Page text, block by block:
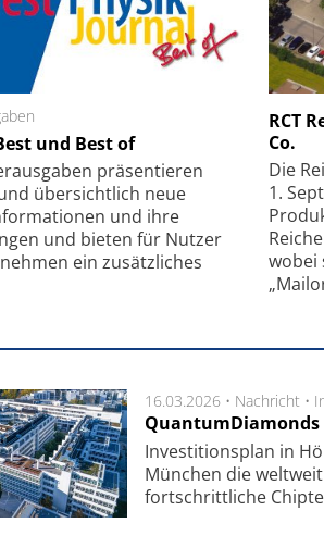
und Best of
präsentieren
übersichtlich neue
und ihre
und bieten für Nutzer
ein zusätzliches
RCT
Co.
Die
1.
wobei
Faserkoppler mit Super-
16.03.2026 • Nachricht •
QuantumDiamonds
Inves­ti­tions­plan in
Mün­chen die
fort­schritt­li­che